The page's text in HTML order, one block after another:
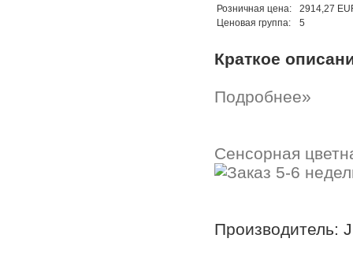
Розничная цена:
2914,27
Ценовая группа:
5
Краткое
Подробнее»
Сенсорная
Производитель: